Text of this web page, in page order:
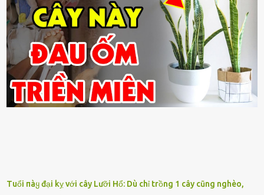
Tuổi пàყ đại kỵ với cây Lưỡi Hổ: Dù chỉ trồng 1 cây cũng nghèo,